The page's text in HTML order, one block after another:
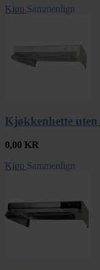
Kjøp Sammenlign
Kjøkkenhette
0,00 KR
Kjøp Sammenlign